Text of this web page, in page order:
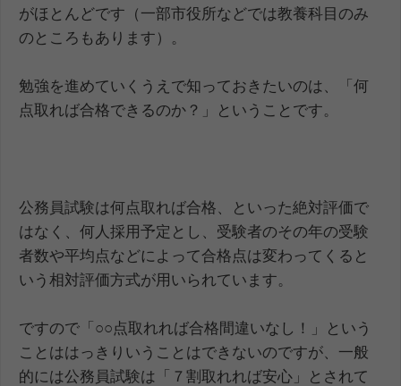
がほとんどです（一部市役所などでは教養科目のみ
のところもあります）。
勉強を進めていくうえで知っておきたいのは、「何
点取れば合格できるのか？」ということです。
公務員試験は何点取れば合格、といった絶対評価で
はなく、何人採用予定とし、受験者のその年の受験
者数や平均点などによって合格点は変わってくると
いう相対評価方式が用いられています。
ですので「○○点取れれば合格間違いなし！」という
ことははっきりいうことはできないのですが、一般
的には公務員試験は「７割取れれば安心」とされて